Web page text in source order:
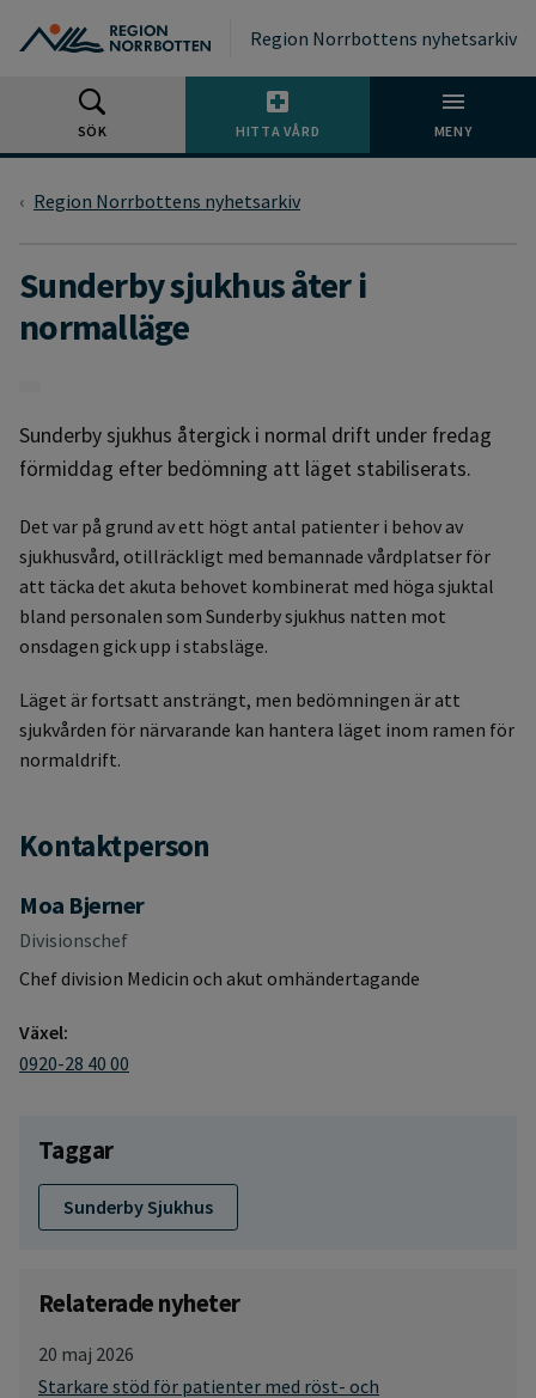
Region Norrbottens nyhetsarkiv
SÖK HITTA VÅRD MENY
Region Norrbottens nyhetsarkiv
Sunderby sjukhus åter i
normalläge
Sunderby sjukhus återgick i normal drift under fredag
förmiddag efter bedömning att läget stabiliserats.
Det var på grund av ett högt antal patienter i behov av
sjukhusvård, otillräckligt med bemannade vårdplatser för
att täcka det akuta behovet kombinerat med höga sjuktal
bland personalen som Sunderby sjukhus natten mot
onsdagen gick upp i stabsläge.
Läget är fortsatt ansträngt, men bedömningen är att
sjukvården för närvarande kan hantera läget inom ramen för
normaldrift.
Kontaktperson
Moa Bjerner
Divisionschef
Chef division Medicin och akut omhändertagande
Växel:
0920-28 40 00
Taggar
Sunderby Sjukhus
Relaterade nyheter
20 maj 2026
Starkare stöd för patienter med röst- och